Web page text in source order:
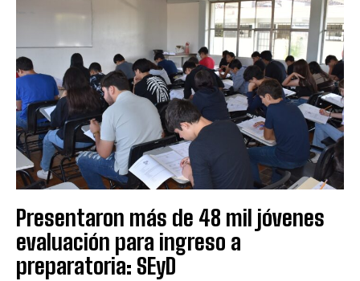
Presentaron más de 48 mil jóvenes
evaluación para ingreso a
preparatoria: SEyD